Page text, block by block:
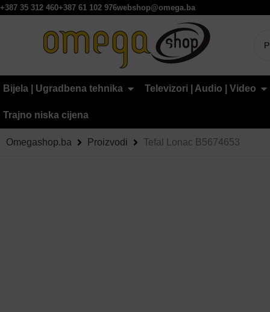
+387 35 312 460+387 61 102 976webshop@omega.ba
Bijela | Ugradbena tehnika Televizori | Audio | Video
Trajno niska cijena
Omegashop.ba Proizvodi Tefal Lonac B5674653